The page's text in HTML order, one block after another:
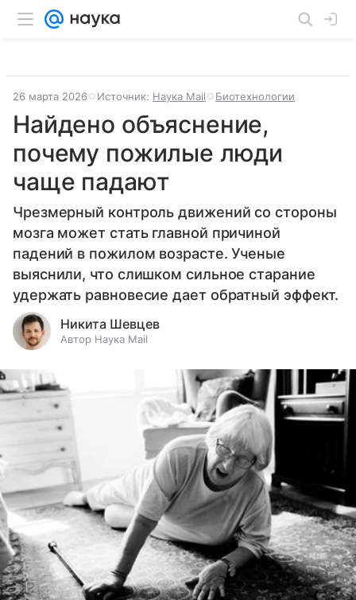
26 марта 2026 Источник: Наука Mail Биотехнологии
Найдено объяснение,
почему пожилые люди
чаще падают
Чрезмерный контроль движений со стороны
мозга может стать главной причиной
падений в пожилом возрасте. Ученые
выяснили, что слишком сильное старание
удержать равновесие дает обратный эффект.
Никита Шевцев
Автор Наука Mail